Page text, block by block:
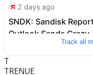
Track all
T
TRENUE